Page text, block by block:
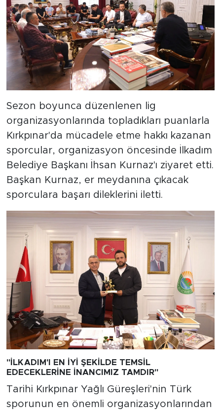
Sezon boyunca düzenlenen lig
organizasyonlarında topladıkları puanlarla
Kırkpınar'da mücadele etme hakkı kazanan
sporcular, organizasyon öncesinde İlkadım
Belediye Başkanı İhsan Kurnaz'ı ziyaret etti.
Başkan Kurnaz, er meydanına çıkacak
sporculara başarı dileklerini iletti.
"İLKADIM'I EN İYİ ŞEKİLDE TEMSİL
EDECEKLERİNE İNANCIMIZ TAMDIR"
Tarihi Kırkpınar Yağlı Güreşleri'nin Türk
sporunun en önemli organizasyonlarından